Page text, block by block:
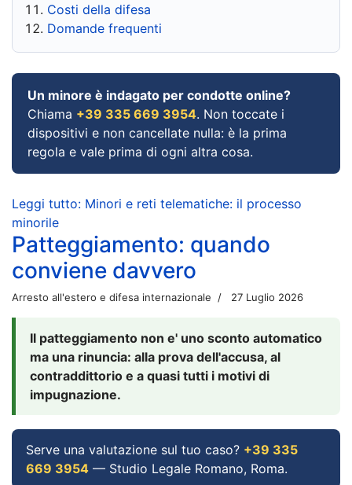
Costi della difesa
Domande frequenti
Un minore è indagato per condotte online?
Chiama +39 335 669 3954. Non toccate i
dispositivi e non cancellate nulla: è la prima
regola e vale prima di ogni altra cosa.
Leggi tutto: Minori e reti telematiche: il processo
minorile
Patteggiamento: quando
conviene davvero
Arresto all'estero e difesa internazionale 27 Luglio 2026
Il patteggiamento non e' uno sconto automatico
ma una rinuncia: alla prova dell'accusa, al
contraddittorio e a quasi tutti i motivi di
impugnazione.
Serve una valutazione sul tuo caso? +39 335
669 3954 — Studio Legale Romano, Roma.